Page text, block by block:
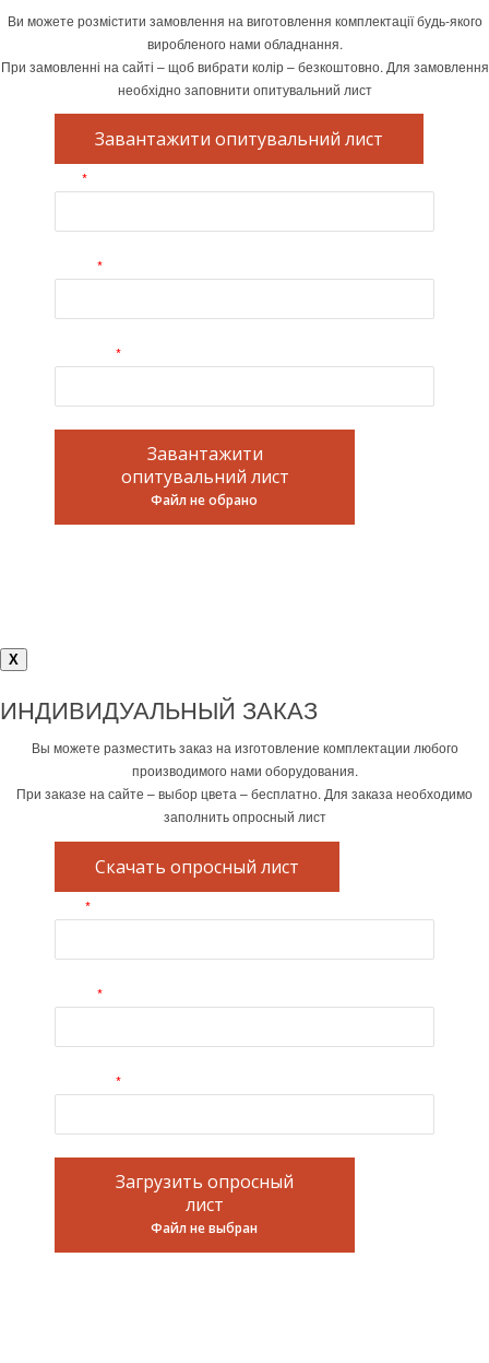
Ви можете розмістити замовлення на виготовлення комплектації будь-якого
виробленого нами обладнання.
При замовленні на сайті – щоб вибрати колір – безкоштовно. Для замовлення
необхідно заповнити опитувальний лист
Завантажити опитувальний лист
*
*
*
Завантажити
опитувальний лист
Файл не обрано
X
ИНДИВИДУАЛЬНЫЙ ЗАКАЗ
Вы можете разместить заказ на изготовление комплектации любого
производимого нами оборудования.
При заказе на сайте – выбор цвета – бесплатно. Для заказа необходимо
заполнить опросный лист
Скачать опросный лист
*
*
*
Загрузить опросный
лист
Файл не выбран